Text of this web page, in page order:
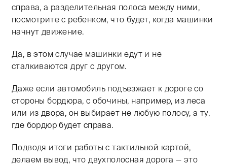
справа, а разделительная полоса между ними,
посмотрите с ребенком, что будет, когда машинки
начнут движение.
Да, в этом случае машинки едут и не
сталкиваются друг с другом.
Даже если автомобиль подъезжает к дороге со
стороны бордюра, с обочины, например, из леса
или из двора, он выбирает не любую полосу, а ту,
где бордюр будет справа.
Подводя итоги работы с тактильной картой,
делаем вывод, что двухполосная дорога — это